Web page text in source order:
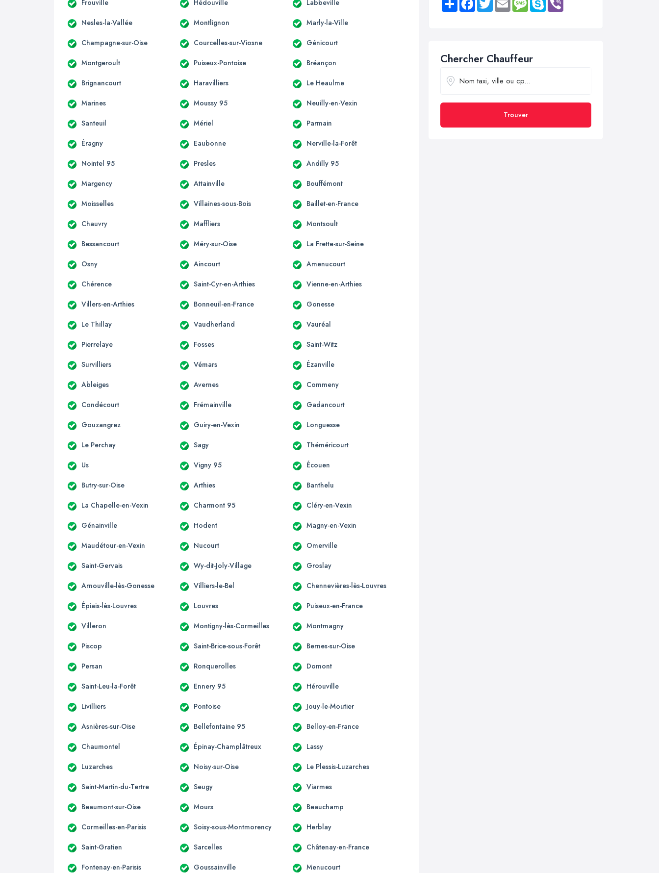
Frouville Hédouville Labbeville
Nesles-la-Vallée Montlignon Marly-la-Ville
Champagne-sur-Oise Courcelles-sur-Viosne Génicourt
Montgeroult Puiseux-Pontoise Bréançon
Brignancourt Haravilliers Le Heaulme
Marines Moussy 95 Neuilly-en-Vexin
Santeuil Mériel Parmain
Éragny Eaubonne Nerville-la-Forêt
Nointel 95 Presles Andilly 95
Margency Attainville Bouffémont
Moisselles Villaines-sous-Bois Baillet-en-France
Chauvry Maffliers Montsoult
Bessancourt Méry-sur-Oise La Frette-sur-Seine
Osny Aincourt Amenucourt
Chérence Saint-Cyr-en-Arthies Vienne-en-Arthies
Villers-en-Arthies Bonneuil-en-France Gonesse
Le Thillay Vaudherland Vauréal
Pierrelaye Fosses Saint-Witz
Survilliers Vémars Ézanville
Ableiges Avernes Commeny
Condécourt Frémainville Gadancourt
Gouzangrez Guiry-en-Vexin Longuesse
Le Perchay Sagy Théméricourt
Us Vigny 95 Écouen
Butry-sur-Oise Arthies Banthelu
La Chapelle-en-Vexin Charmont 95 Cléry-en-Vexin
Génainville Hodent Magny-en-Vexin
Maudétour-en-Vexin Nucourt Omerville
Saint-Gervais Wy-dit-Joly-Village Groslay
Arnouville-lès-Gonesse Villiers-le-Bel Chennevières-lès-Louvres
Épiais-lès-Louvres Louvres Puiseux-en-France
Villeron Montigny-lès-Cormeilles Montmagny
Piscop Saint-Brice-sous-Forêt Bernes-sur-Oise
Persan Ronquerolles Domont
Saint-Leu-la-Forêt Ennery 95 Hérouville
Livilliers Pontoise Jouy-le-Moutier
Asnières-sur-Oise Bellefontaine 95 Belloy-en-France
Chaumontel Épinay-Champlâtreux Lassy
Luzarches Noisy-sur-Oise Le Plessis-Luzarches
Saint-Martin-du-Tertre Seugy Viarmes
Beaumont-sur-Oise Mours Beauchamp
Cormeilles-en-Parisis Soisy-sous-Montmorency Herblay
Saint-Gratien Sarcelles Châtenay-en-France
Fontenay-en-Parisis Goussainville Menucourt
Chercher Chauffeur
Trouver